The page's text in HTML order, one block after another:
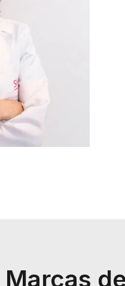
Marcas